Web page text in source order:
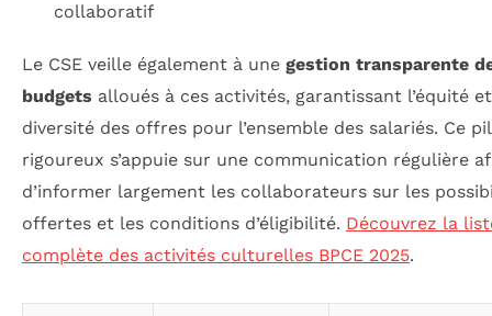
collaboratif
Le CSE veille également à une gestion transparente
budgets alloués à ces activités, garantissant l’équité
diversité des offres pour l’ensemble des salariés. Ce
rigoureux s’appuie sur une communication régulière
d’informer largement les collaborateurs sur les
offertes et les conditions d’éligibilité. Découvrez la
complète des activités culturelles BPCE 2025.